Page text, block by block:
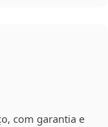
com garantia e